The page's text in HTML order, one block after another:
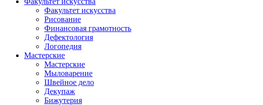
Факультет искусства
Рисование
Финансовая грамотность
Дефектология
Логопедия
Мастерские
Мастерские
Мыловарение
Швейное дело
Декупаж
Бижутерия